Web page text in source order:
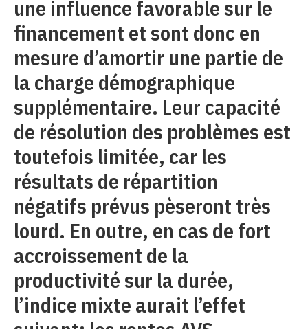
une influence favorable sur le
financement et sont donc en
mesure d’amortir une partie de
la charge démographique
supplémentaire. Leur capacité
de résolution des problèmes est
toutefois limitée, car les
résultats de répartition
négatifs prévus pèseront très
lourd. En outre, en cas de fort
accroissement de la
productivité sur la durée,
l’indice mixte aurait l’effet